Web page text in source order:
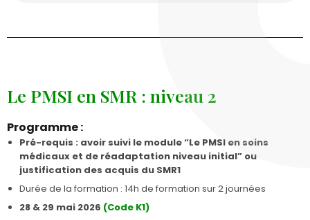
Le PMSI en SMR : niveau 2
Programme :
Pré-requis : avoir suivi le module “Le PMSI en soins
médicaux et de réadaptation niveau initial” ou
justification des acquis du SMR1
Durée de la formation : 14h de formation sur 2 journées
28 & 29 mai 2026 (Code K1)